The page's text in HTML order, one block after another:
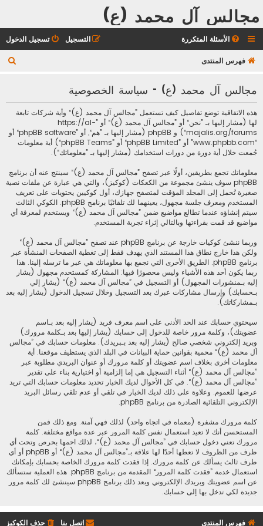
مجالس آل محمد (ع)
الأسئلة المتكررة تسجيل الدخول التسجيل
فهرس المنتدى
مجالس آل محمد (ع) - سياسة الخصوصية
هذه الاتفاقية توضع تفاصيل كيف تستعمل ”مجالس آل محمد (ع)“ وأية شركات تابعة
لها (مشار إليها بـ ”نحن“ أو ”مجالس آل محمد (ع)“ أو ”https://al-
majalis.org/forums“) و phpBB (مشار إليها بـ ”هم“, أو ”phpBB software“ أو
“www.phpbb.com” أو ”phpBB Limited“ أو ”phpBB Teams“) أية معلومات
جُمعت خلال أية دورة من دورات استخدامك (مشار إليها بـ ”معلوماتك“).
معلوماتك تجمع بطريقين، أولًا عبر تصفح ”مجالس آل محمد (ع)“ سينتج عنه أن برنامج
phpBB سوف ينشئ مجموعة من الكعكات (كوكيز)، والتي هي عبارة عن ملفات نصية
صغيرة تُحمل إلى المجلد المؤقت لمتصفح جهازك، أول كوكيين يحتويات على تعريف
المستخدم ومعرف جلسة مجهول، يعينهما لك تلقائيًا برنامج phpBB. الكوكي الثالث
سيتم إنشاؤه عندما تطالع مواضيع ضمن ”مجالس آل محمد (ع)“ ويستخدم لمعرفة أي
مواضيع قد قمت بقراءتها وبالتالي إثراء تجربة المستخدم.
وربما ننشئ كوكيات خارجة عن برنامج phpBB عند تصفح ”مجالس آل محمد (ع)“
ولكن هذا خارج نطاق هذا المستند الذي يهدف فقط إلى تغطية الصفحات المنشأة عبر
برنامج phpBB. الطريق الأخرى التي نجمع بها معلوماتك هي عبر ما ترسله إلينا. هذا
ربما يكون أحد هذه الأشياء وليس محصورًا فيها: المشاركة كمستحدم مجهول (يشار
إليه بـمنشورات المجهول) أو التسجيل في ”مجالس آل محمد (ع)“ (يشار إلي
بـحسابك) وإرسال مشاركات عبرك بعد التسجيل وخلال تسجيل الدخول (يشار إليه بعد
بـمشاركاتك).
سيحتوي حسابك عند الحد الأدنى على اسم معرف فريد (يشار إليه بعد بـاسم
عضويتك)، وكلمة مرور خاصة للدخول إلى حسابك (يشار إليها بعد بـكلمة مرورك)
وبريد إلكتروني شخصي صالح (يشار إليه بعد بـبريدك). معلومات حسابك في ”مجالس
آل محمد (ع)“ محمية بقوانين حماية البيانات في البلد الذي يستظيف موقعنا. أية
معلومات أخرى بخلاف اسم عضويتك أو كلمة مرورك أو عنوان البريدي مطلوبة عبر
”مجالس آل محمد (ع)“ أثناء التسجيل هي إما إلزامية أو اختيارية بناء على تقدير
”مجالس آل محمد (ع)“. في كل الأحوال لديك الخيار تحديد معلومات حسابك التي تريد
عرضها للعموم. وعلاوة على ذلك لديك الخيار في تلقي أو عدم تلقي رسائل البريد
الإلكتروني التلقائية الصادرة من برنامج phpBB.
كلمة مرورك مشفرة (معماه في اتجاه واحد) لذلك فهي آمنة. ومع ذلك فمن
المستحسن أنك لا تعيد استعمال نفس كلمة المرور عبر عدة مواقع مختلفة. كلمة
مرورك تعني دخول حسابك في ”مجالس آل محمد (ع)“، لذلك احمها بحرص وتحت أي
ظرف من الظروف لا تعطها أحدًا لها علاقة بـ”مجالس آل محمد (ع)“ أو phpBB أو أي
طرف ثالث يسألك عن كلمة مرورك. إذا فقدت كلمة مرورك الخاصة بحسابك بإمكانك
استعمال خدمة ”فقدت كلمة المرور“ المقدمة من برنامج phpBB. هذه العملية ستسألك
عن اسم عضويتك وبريدك الإلكتروني وبعد ذلك برنامج phpBB سينشئ لك كلمة مرور
جديدة لكي تدخل بها إلى حسابك.
فهرس المنتدى حذف الكوكيز اتصل بنا